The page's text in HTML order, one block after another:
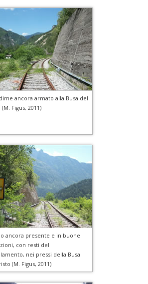
ancora armato alla Busa del
(M. Figus, 2011)
ancora presente e in buone
con resti del
nei pressi della Busa
(M. Figus, 2011)